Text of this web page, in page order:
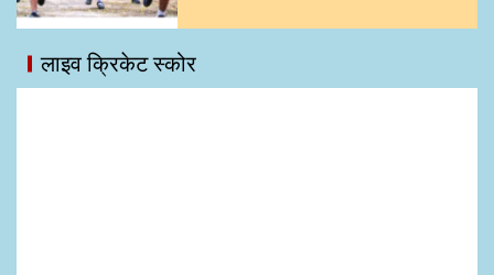
लाइव क्रिकेट स्कोर